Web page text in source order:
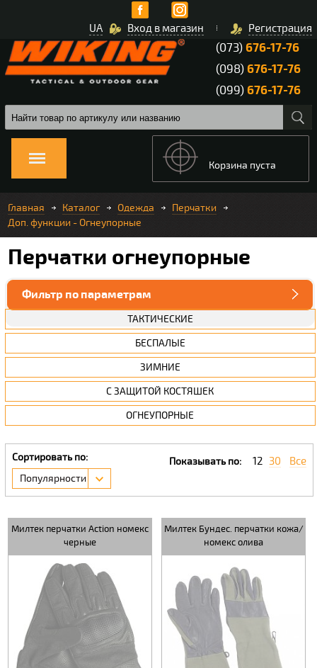
Вход в магазин Регистрация
UA
(073)676-17-76
(098)676-17-76
(099)676-17-76
Корзина пуста
Главная Каталог Одежда
Перчатки
Доп. функции - Огнеупорные
Перчатки огнеупорные
Фильтр по параметрам
ТАКТИЧЕСКИЕ
БЕСПАЛЫЕ
ЗИМНИЕ
С ЗАЩИТОЙ КОСТЯШЕК
ОГНЕУПОРНЫЕ
Сортировать по:
Популярности
Показывать по: 12 30 Все
Милтек перчатки Action номекс
черные
Милтек Бундес. перчатки кожа/
номекс олива